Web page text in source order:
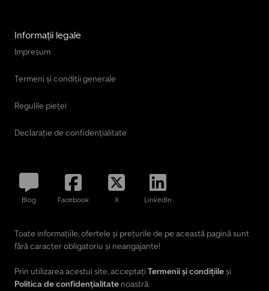
Informații legale
Impresum
Termeni și condiții generale
Regulile pieței
Declarație de confidențialitate
Blog Facebook X LinkedIn
Toate informațiile, ofertele și prețurile de pe această pagină sunt
fără caracter obligatoriu și neangajante!
Prin utilizarea acestui site, acceptați Termenii și condițiileși
Politica de confidențialitate noastră.